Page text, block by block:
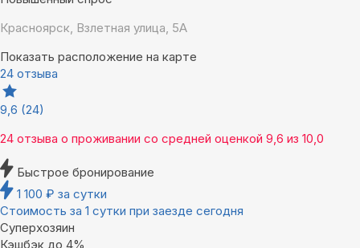
Красноярск, Взлетная улица, 5А
Показать расположение на карте
24 отзыва
9,6 (24)
24 отзыва о проживании со средней оценкой 9,6 из 10,0
Быстрое бронирование
1 100 ₽ за сутки
Стоимость за 1 сутки при заезде сегодня
Суперхозяин
Кэшбэк до 4%